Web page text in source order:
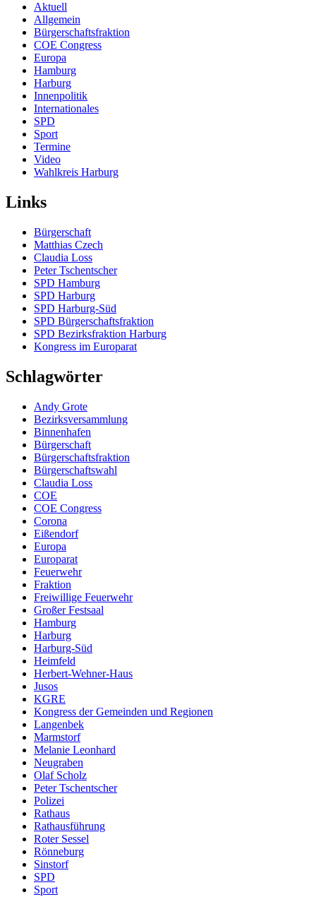
Aktuell
Allgemein
Bürgerschaftsfraktion
COE Congress
Europa
Hamburg
Harburg
Innenpolitik
Internationales
SPD
Sport
Termine
Video
Wahlkreis Harburg
Links
Bürgerschaft
Matthias Czech
Claudia Loss
Peter Tschentscher
SPD Hamburg
SPD Harburg
SPD Harburg-Süd
SPD Bürgerschaftsfraktion
SPD Bezirksfraktion Harburg
Kongress im Europarat
Schlagwörter
Andy Grote
Bezirksversammlung
Binnenhafen
Bürgerschaft
Bürgerschaftsfraktion
Bürgerschaftswahl
Claudia Loss
COE
COE Congress
Corona
Eißendorf
Europa
Europarat
Feuerwehr
Fraktion
Freiwillige Feuerwehr
Großer Festsaal
Hamburg
Harburg
Harburg-Süd
Heimfeld
Herbert-Wehner-Haus
Jusos
KGRE
Kongress der Gemeinden und Regionen
Langenbek
Marmstorf
Melanie Leonhard
Neugraben
Olaf Scholz
Peter Tschentscher
Polizei
Rathaus
Rathausführung
Roter Sessel
Rönneburg
Sinstorf
SPD
Sport